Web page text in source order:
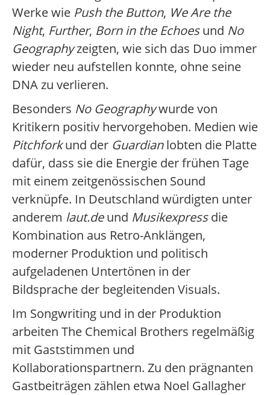
Werke wie Push the Button, We Are the
Night, Further, Born in the Echoesund No
Geographyzeigten, wie sich das Duo immer
wieder neu aufstellen konnte, ohne seine
DNA zu verlieren.
Besonders No Geographywurde von
Kritikern positiv hervorgehoben. Medien wie
Pitchforkund der Guardianlobten die Platte
dafür, dass sie die Energie der frühen Tage
mit einem zeitgenössischen Sound
verknüpfe. In Deutschland würdigten unter
anderem laut.deund Musikexpressdie
Kombination aus Retro-Anklängen,
moderner Produktion und politisch
aufgeladenen Untertönen in der
Bildsprache der begleitenden Visuals.
Im Songwriting und in der Produktion
arbeiten The Chemical Brothers regelmäßig
mit Gaststimmen und
Kollaborationspartnern. Zu den prägnanten
Gastbeiträgen zählen etwa Noel Gallagher